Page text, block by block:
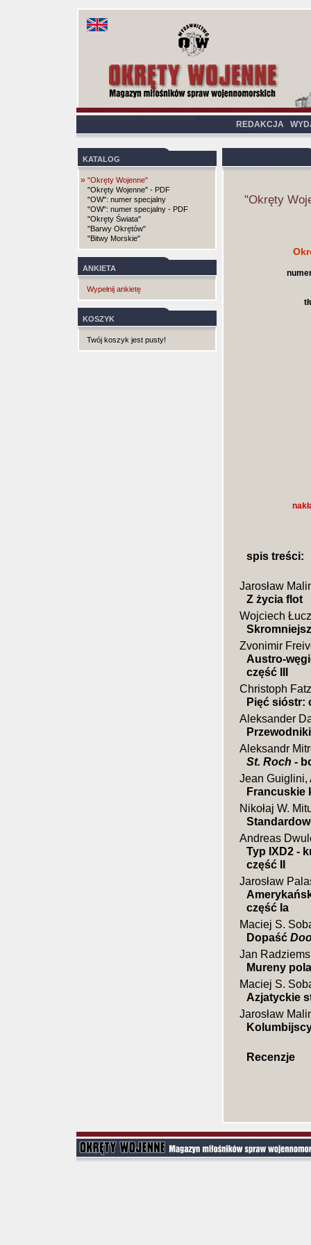
REDAKCJA
KATALOG
» "Okręty Wojenne"
"Okręty Wojenne" - PDF
"OW": numer specjalny
"OW": numer specjalny - PDF
"Okręty Świata"
"Barwy Okrętów"
"Bitwy Morskie"
ANKIETA
Wypełnij ankietę
KOSZYK
Twój koszyk jest pusty!
"Okręty
spis treści:
Jarosław
Z życia flot
Wojciech
Zvonimir
Austro-
część III
Christoph Fatz
Pięć sióstr:
Aleksander
Aleksandr
St. Roch -
Jean Guiglini,
Francuskie
Nikołaj W.
Andreas
Typ IXD2 -
część II
Jarosław
część Ia
Maciej S.
Dopaść
Jan
Mureny
Maciej S.
Azjatyckie
Jarosław
Recenzje